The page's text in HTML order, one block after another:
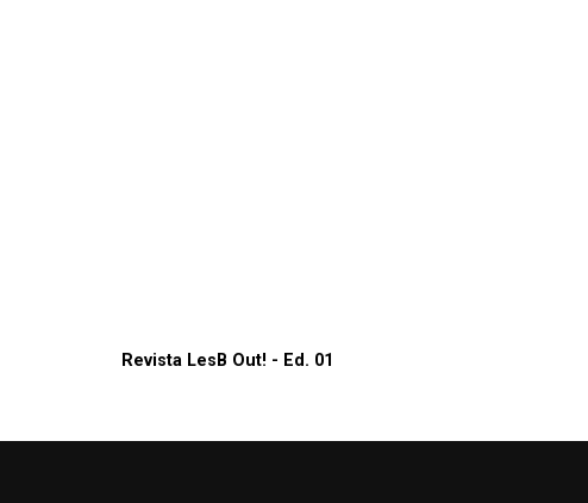
Revista LesB Out! - Ed. 01